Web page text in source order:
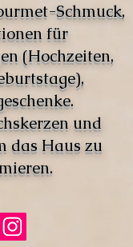
Schmuck,
für
(Hochzeiten,
und
das Haus zu